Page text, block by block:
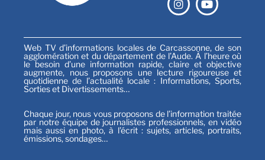
Web TV d’informations locales de Carcassonne, de son
agglomération et du département de l’Aude. À l’heure où
le besoin d’une information rapide, claire et objective
augmente, nous proposons une lecture rigoureuse et
quotidienne de l’actualité locale : Informations, Sports,
Sorties et Divertissements…
Chaque jour, nous vous proposons de l’information traitée
par notre équipe de journalistes professionnels, en vidéo
mais aussi en photo, à l’écrit : sujets, articles, portraits,
émissions, sondages…